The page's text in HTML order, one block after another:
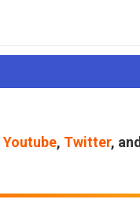
Youtube, Twitter, and